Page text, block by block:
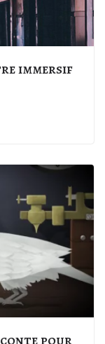
immersif